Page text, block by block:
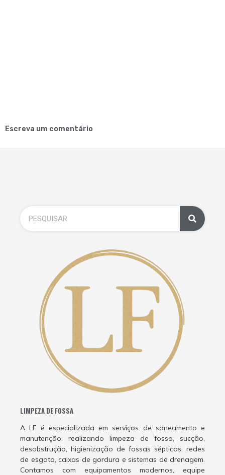
Escreva um comentário
LIMPEZA DE FOSSA
A LF é especializada em serviços de saneamento e
manutenção, realizando limpeza de fossa, sucção,
desobstrução, higienização de fossas sépticas, redes
de esgoto, caixas de gordura e sistemas de drenagem.
Contamos com equipamentos modernos, equipe